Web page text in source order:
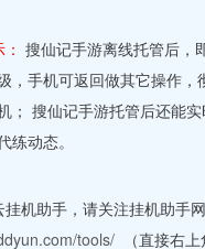
搜仙记手游离线托管后，
，手机可返回做其它操作，
； 搜仙记手游托管后还能
练动态。
挂机助手，请关注挂机助手网
tools/ （直接右